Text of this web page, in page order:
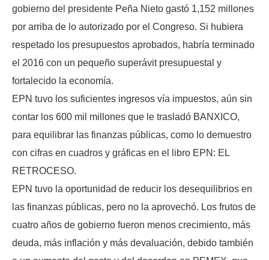
gobierno del presidente Peña Nieto gastó 1,152 millones
por arriba de lo autorizado por el Congreso. Si hubiera
respetado los presupuestos aprobados, habría terminado
el 2016 con un pequeño superávit presupuestal y
fortalecido la economía.
EPN tuvo los suficientes ingresos vía impuestos, aún sin
contar los 600 mil millones que le trasladó BANXICO,
para equilibrar las finanzas públicas, como lo demuestro
con cifras en cuadros y gráficas en el libro EPN: EL
RETROCESO.
EPN tuvo la oportunidad de reducir los desequilibrios en
las finanzas públicas, pero no la aprovechó. Los frutos de
cuatro años de gobierno fueron menos crecimiento, más
deuda, más inflación y más devaluación, debido también